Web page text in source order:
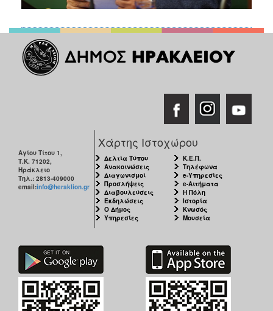
Αγίου Τίτου 1,
Τ.Κ. 71202,
Ηράκλειο
Τηλ.: 2813-409000
email:info@heraklion.gr
Χάρτης Ιστοχώρου
Δελτία Τύπου
Ανακοινώσεις
Διαγωνισμοί
Προσλήψεις
Διαβουλεύσεις
Εκδηλώσεις
Ο Δήμος
Υπηρεσίες
Κ.Ε.Π.
Τηλέφωνα
e-Υπηρεσίες
e-Αιτήματα
Η Πόλη
Ιστορία
Κνωσός
Μουσεία